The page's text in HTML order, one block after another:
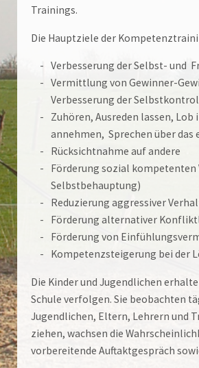
Trainings.
Die Hauptziele der
Verbesserung der Selbst- und
Vermittlung von Gewinner-
Verbesserung der
Zuhören, Ausreden lassen, Lob
annehmen, Sprechen über das
Rücksichtnahme auf andere
Förderung sozial kompetenten
Selbstbehauptung)
Reduzierung aggressiver
Förderung alternativer
Förderung von
Kompetenzsteigerung bei der
Die Kinder und Jugendlichen
Schule verfolgen. Sie beobachten
Jugendlichen, Eltern, Lehrern und
ziehen, wachsen die
vorbereitende Auftaktgespräch